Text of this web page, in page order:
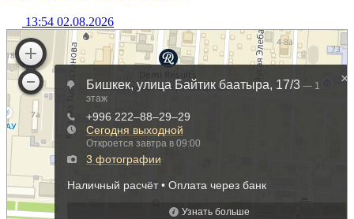
13:54 02.08.2026